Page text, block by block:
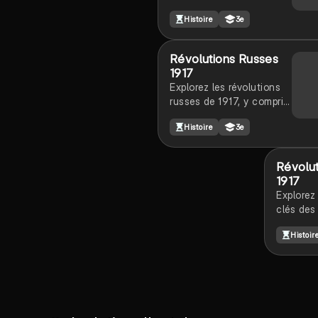
l'abdication du tsar
Nicolas II, la montée des
Lénine, et les luttes entre
les partisans et
opposants du
communisme. Ce résumé
met en lumière les
causes, les
conséquences et les
idéologies en jeu, idéal
pour les révisions. Type :
Histoire 3e
Révolutions Russes
1917
Explorez les révolutions
russes de 1917, y compris
qui a renversé le tsar
Nicolas II et la
dirigée par Lénine et les
bolcheviks. Découvrez les
causes, les événements
clés et les conséquences
de ces bouleversements
majeurs, ainsi que les
promesses de paix et de
Histoire 3e
1917
clés
la
II,